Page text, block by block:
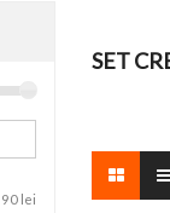
90 lei
SET